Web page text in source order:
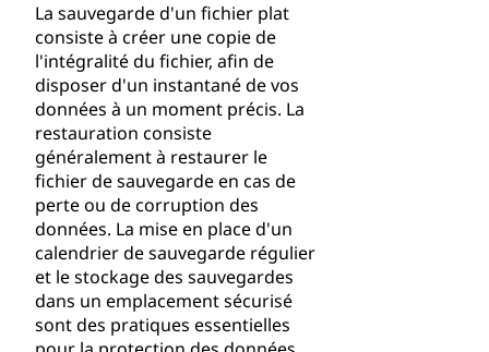
La sauvegarde d'un fichier plat
consiste à créer une copie de
l'intégralité du fichier, afin de
disposer d'un instantané de vos
données à un moment précis. La
restauration consiste
généralement à restaurer le
fichier de sauvegarde en cas de
perte ou de corruption des
données. La mise en place d'un
calendrier de sauvegarde régulier
et le stockage des sauvegardes
dans un emplacement sécurisé
sont des pratiques essentielles